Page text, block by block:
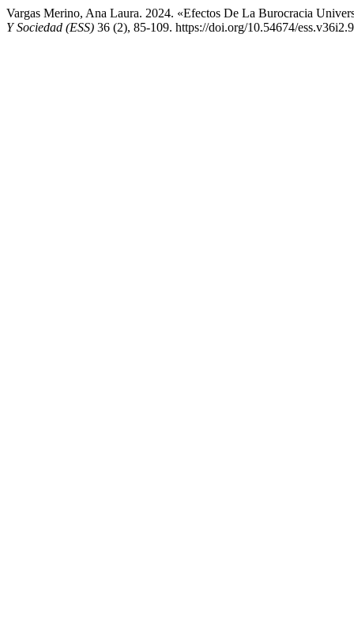
Vargas Merino, Ana Laura. 2024. «Efectos De La Burocracia
Y Sociedad (ESS) 36 (2), 85-109. https://doi.org/10.54674/